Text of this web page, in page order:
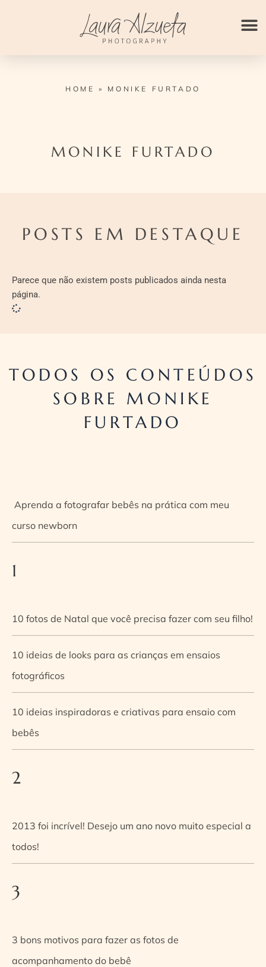
HOME » MONIKE FURTADO
MONIKE FURTADO
POSTS EM DESTAQUE
Parece que não existem posts publicados ainda nesta
página.
TODOS OS CONTEÚDOS
SOBRE MONIKE
FURTADO
Aprenda a fotografar bebês na prática com meu
curso newborn
1
10 fotos de Natal que você precisa fazer com seu filho!
10 ideias de looks para as crianças em ensaios
fotográficos
10 ideias inspiradoras e criativas para ensaio com
bebês
2
2013 foi incrível! Desejo um ano novo muito especial a
todos!
3
3 bons motivos para fazer as fotos de
acompanhamento do bebê